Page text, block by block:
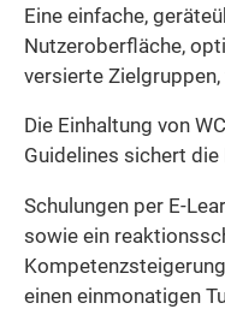
Eine einfache,
Nutzeroberfläche,
versierte
Die Einhaltung von
Guidelines sichert
Schulungen per E-
sowie ein
einen einmonatigen